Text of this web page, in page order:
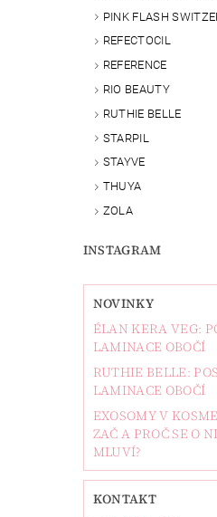
PINK FLASH
REFECTOCIL
REFERENCE
RIO BEAUTY
RUTHIE BELLE
STARPIL
STAYVE
THUYA
ZOLA
INSTAGRAM
NOVINKY
ÉLAN KERA VEG:
LAMINACE OBOČÍ
RUTHIE BELLE:
LAMINACE OBOČÍ
EXOSOMY V
ZAČ A PROČ SE O
MLUVÍ?
KONTAKT